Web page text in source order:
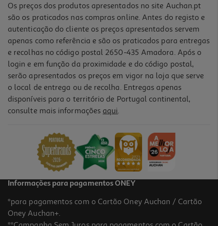
4.8
Salame De Chocolate Auchan Fatias 550g
Os preços dos produtos apresentados no site Auchan.pt
são os praticados nas compras online. Antes do registo e
autenticação do cliente os preços apresentados servem
apenas como referência e são os praticados para entregas
e recolhas no código postal 2650-435 Amadora. Após o
login e em função da proximidade e do código postal,
serão apresentados os preços em vigor na loja que serve
o local de entrega ou de recolha. Entregas apenas
disponíveis para o território de Portugal continental,
consulte mais informações aqui.
Informações para pagamentos ONEY
*para pagamentos com o Cartão Oney Auchan / Cartão
Oney Auchan+.